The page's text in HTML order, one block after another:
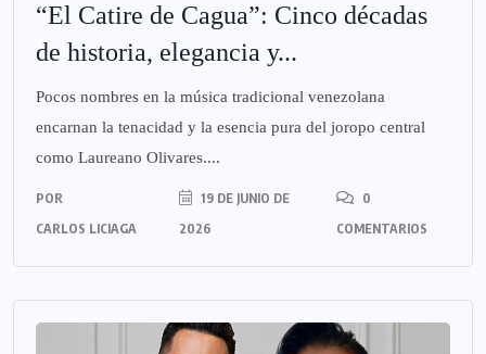
“El Catire de Cagua”: Cinco décadas
de historia, elegancia y...
Pocos nombres en la música tradicional venezolana
encarnan la tenacidad y la esencia pura del joropo central
como Laureano Olivares....
POR
CARLOS LICIAGA
19 DE JUNIO DE
2026
0
COMENTARIOS